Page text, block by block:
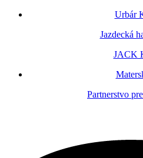
Urbár
Jazdecká
JACK
Partnerstvo